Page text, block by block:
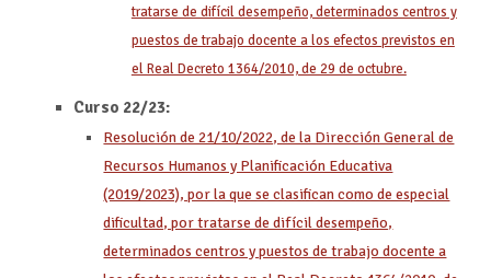
tratarse de difícil desempeño, determinados centros y
puestos de trabajo docente a los efectos previstos en
el Real Decreto 1364/2010, de 29 de octubre.
Curso 22/23:
Resolución de 21/10/2022, de la Dirección General de
Recursos Humanos y Planificación Educativa
(2019/2023), por la que se clasifican como de especial
dificultad, por tratarse de difícil desempeño,
determinados centros y puestos de trabajo docente a